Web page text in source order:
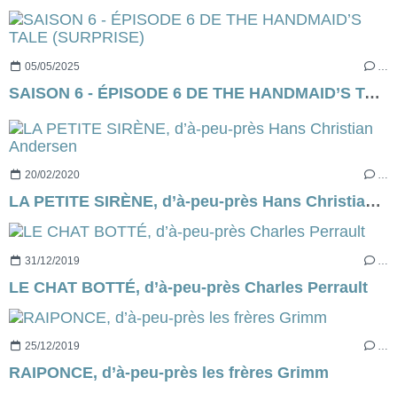
05/05/2025
SAISON 6 - ÉPISODE 6 DE THE HANDMAID’S TALE (SURPRISE)
20/02/2020 …
LA PETITE SIRÈNE, d’à-peu-près Hans Christian Andersen
31/12/2019
LE CHAT BOTTÉ, d’à-peu-près Charles Perrault
25/12/2019 …
RAIPONCE, d’à-peu-près les frères Grimm